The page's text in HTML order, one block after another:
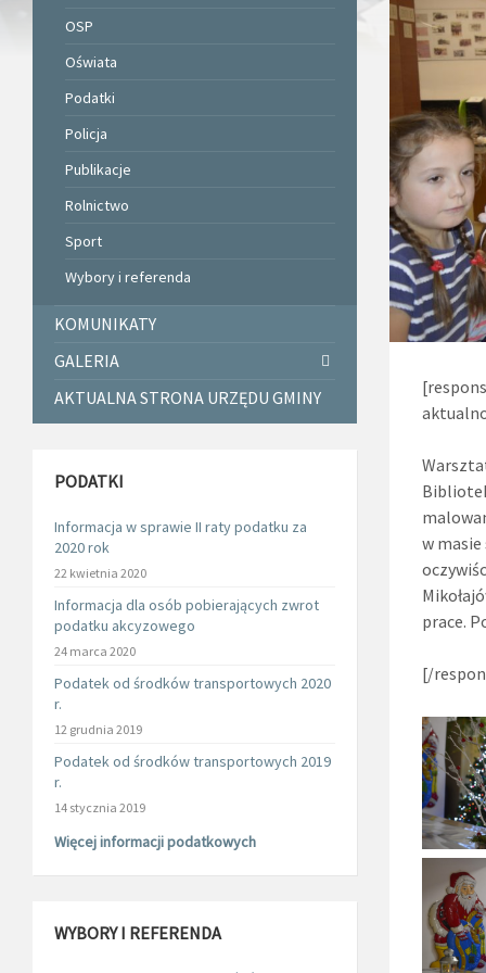
w masie
prace.
[/
OSP
Oświata
Podatki
Policja
Publikacje
Rolnictwo
Sport
Wybory i referenda
KOMUNIKATY
GALERIA
AKTUALNA STRONA URZĘDU GMINY
PODATKI
Informacja w sprawie II raty podatku za
2020 rok
22 kwietnia 2020
Informacja dla osób pobierających zwrot
podatku akcyzowego
24 marca 2020
Podatek od środków transportowych 2020
r.
12 grudnia 2019
Podatek od środków transportowych 2019
r.
14 stycznia 2019
Więcej informacji podatkowych
WYBORY I REFERENDA